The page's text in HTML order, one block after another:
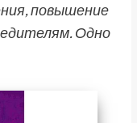
повышение
Одно